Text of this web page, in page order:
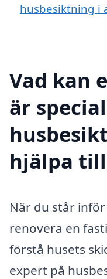
husbesiktning i
Vad kan
är
hjälpa
När du står
renovera en
förstå husets
expert på